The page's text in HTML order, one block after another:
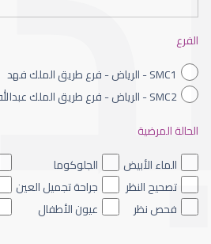
ضعف نظر الاطفال
ضعف نظر العين اليسرى
الفرع
SMC1 - الرياض - فرع طريق الملك فهد
SMC2 - الرياض - فرع طريق الملك عبدالله
الحالة المرضية
الماء الأبيض
الجلوكوما
تصحيح النظر
جراحة تجميل العين
فحص نظر
عيون الأطفال